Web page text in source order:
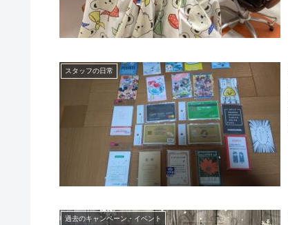
スタッフの日常
過去のキャンペーン・イベント